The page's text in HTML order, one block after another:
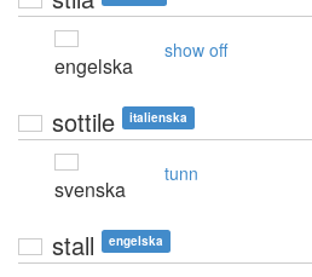
engelska
show off
sottile italienska
svenska
tunn
stall engelska